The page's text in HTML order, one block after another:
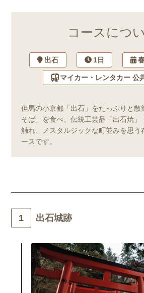
コースにつ
出石 1日
マイカー・レンタカー 公
但馬の小京都「出石」をたっぷりと散
そば」を食べ、伝統工芸品「出石焼」
触れ、ノスタルジックな町並みを思う
ースです。
出石城跡